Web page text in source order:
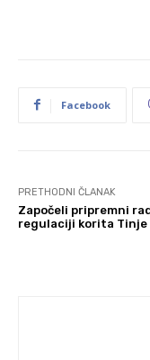
Facebook
PRETHODNI ČLANAK
Započeli pripremni
regulaciji korita Tinje